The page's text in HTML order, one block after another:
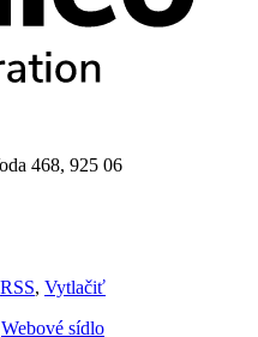
468, 925 06
RSS, Vytlačiť
Webové sídlo